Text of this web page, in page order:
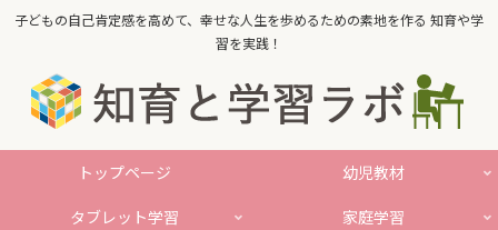
子どもの自己肯定感を高めて、幸せな人生を歩めるための素地を作る 知育や学
習を実践！
トップページ
幼児教材
タブレット学習
家庭学習